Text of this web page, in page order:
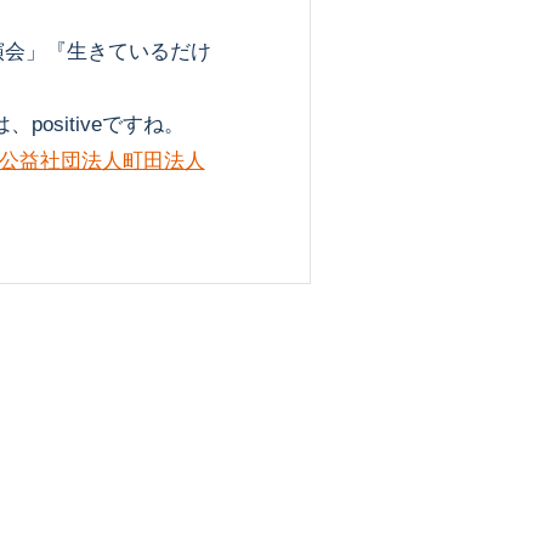
」『生きているだけ
positiveですね。
益社団法人町田法人